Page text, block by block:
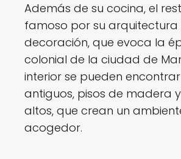
Además de su cocina, el
famoso por su arquitectura
decoración, que evoca la
colonial de la ciudad de
interior se pueden
antiguos, pisos de madera
altos, que crean un
acogedor.